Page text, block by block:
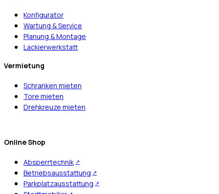
Konfigurator
Wartung & Service
Planung & Montage
Lackierwerkstatt
Vermietung
Schranken mieten
Tore mieten
Drehkreuze mieten
Online Shop
Absperrtechnik
Betriebsausstattung
Parkplatzausstattung